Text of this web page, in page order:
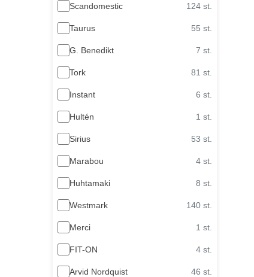
Scandomestic 124 st.
Taurus 55 st.
G. Benedikt 7 st.
Tork 81 st.
Instant 6 st.
Hultén 1 st.
Sirius 53 st.
Marabou 4 st.
Huhtamaki 8 st.
Westmark 140 st.
Merci 1 st.
FIT-ON 4 st.
Arvid Nordquist 46 st.